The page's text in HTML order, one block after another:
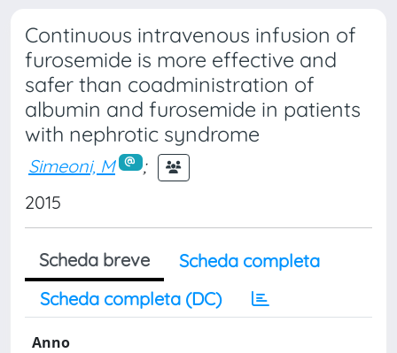
Continuous intravenous infusion of
furosemide is more effective and
safer than coadministration of
albumin and furosemide in patients
with nephrotic syndrome
Simeoni, M
;
2015
Scheda breve
Scheda completa
Scheda completa (DC)
Anno